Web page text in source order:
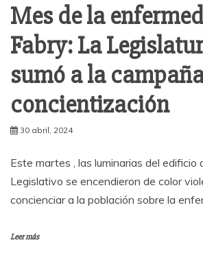
Mes de la
Fabry: La
sumó a la
concientización
30 abril, 2024
Este martes , las luminarias del edificio
Legislativo se encendieron de color
concienciar a la población sobre la
Leer más